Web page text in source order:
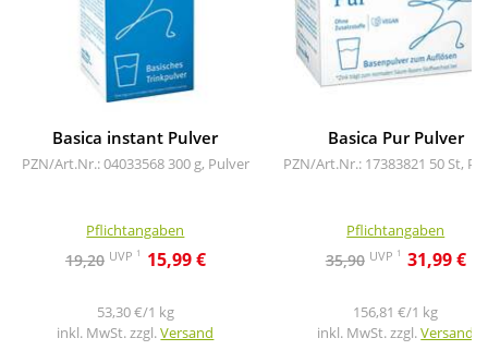
Basica instant Pulver
PZN/Art.Nr.: 04033568 300 g, Pulver
Pflichtangaben
19,20 UVP 1 15,99 €
53,30 €/1 kg
inkl. MwSt. zzgl.Versand
Basica Pur Pulver
PZN/Art.Nr.: 17383821 50 St,
Pflichtangaben
35,90 UVP 1 31,99 €
156,81 €/1 kg
inkl. MwSt. zzgl.Versand